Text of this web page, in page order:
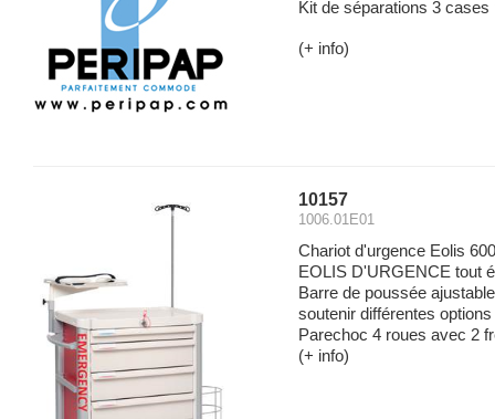
Kit de séparations 3
(+ info)
10157
1006.01E01
Chariot d'urgence Eolis
EOLIS D'URGENCE tout
Barre de poussée
soutenir différentes
Parechoc 4 roues avec 2
(+ info)